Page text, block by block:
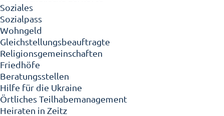
Soziales
Sozialpass
Wohngeld
Gleichstellungsbeauftragte
Religionsgemeinschaften
Friedhöfe
Beratungsstellen
Hilfe für die Ukraine
Örtliches Teilhabemanagement
Heiraten in Zeitz